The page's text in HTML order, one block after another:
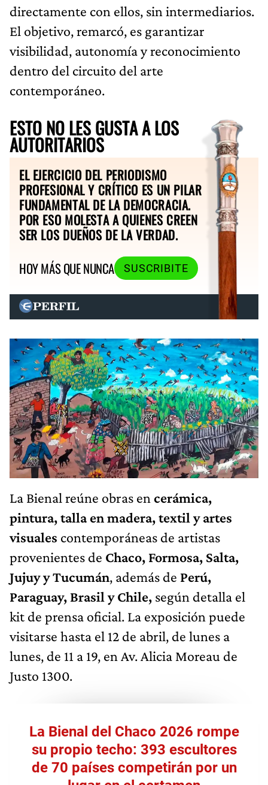
directamente con ellos, sin intermediarios.
El objetivo, remarcó, es garantizar
visibilidad, autonomía y reconocimiento
dentro del circuito del arte
contemporáneo.
ESTO NO LES GUSTA A LOS
AUTORITARIOS
EL EJERCICIO DEL PERIODISMO
PROFESIONAL Y CRÍTICO ES UN PILAR
FUNDAMENTAL DE LA DEMOCRACIA.
POR ESO MOLESTA A QUIENES CREEN
SER LOS DUEÑOS DE LA VERDAD.
HOY MÁS QUE NUNCA
SUSCRIBITE
La Bienal reúne obras en cerámica,
pintura, talla en madera, textil y artes
visuales contemporáneas de artistas
provenientes de Chaco, Formosa, Salta,
Jujuy y Tucumán, además de Perú,
Paraguay, Brasil y Chile, según detalla el
kit de prensa oficial. La exposición puede
visitarse hasta el 12 de abril, de lunes a
lunes, de 11 a 19, en Av. Alicia Moreau de
Justo 1300.
La Bienal del Chaco 2026 rompe
su propio techo: 393 escultores
de 70 países competirán por un